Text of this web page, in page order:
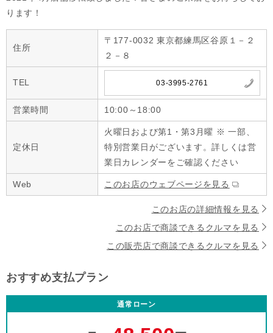
ります！
住所
〒177-0032 東京都練馬区谷原１－２
２－８
TEL 03-3995-2761
営業時間 10:00～18:00
定休日
火曜日および第1・第3月曜 ※ 一部、
特別営業日がございます。詳しくは営
業日カレンダーをご確認ください
Web このお店のウェブページを見る
このお店の詳細情報を見る
このお店で商談できるクルマを見る
この販売店で商談できるクルマを見る
おすすめ支払プラン
通常ローン